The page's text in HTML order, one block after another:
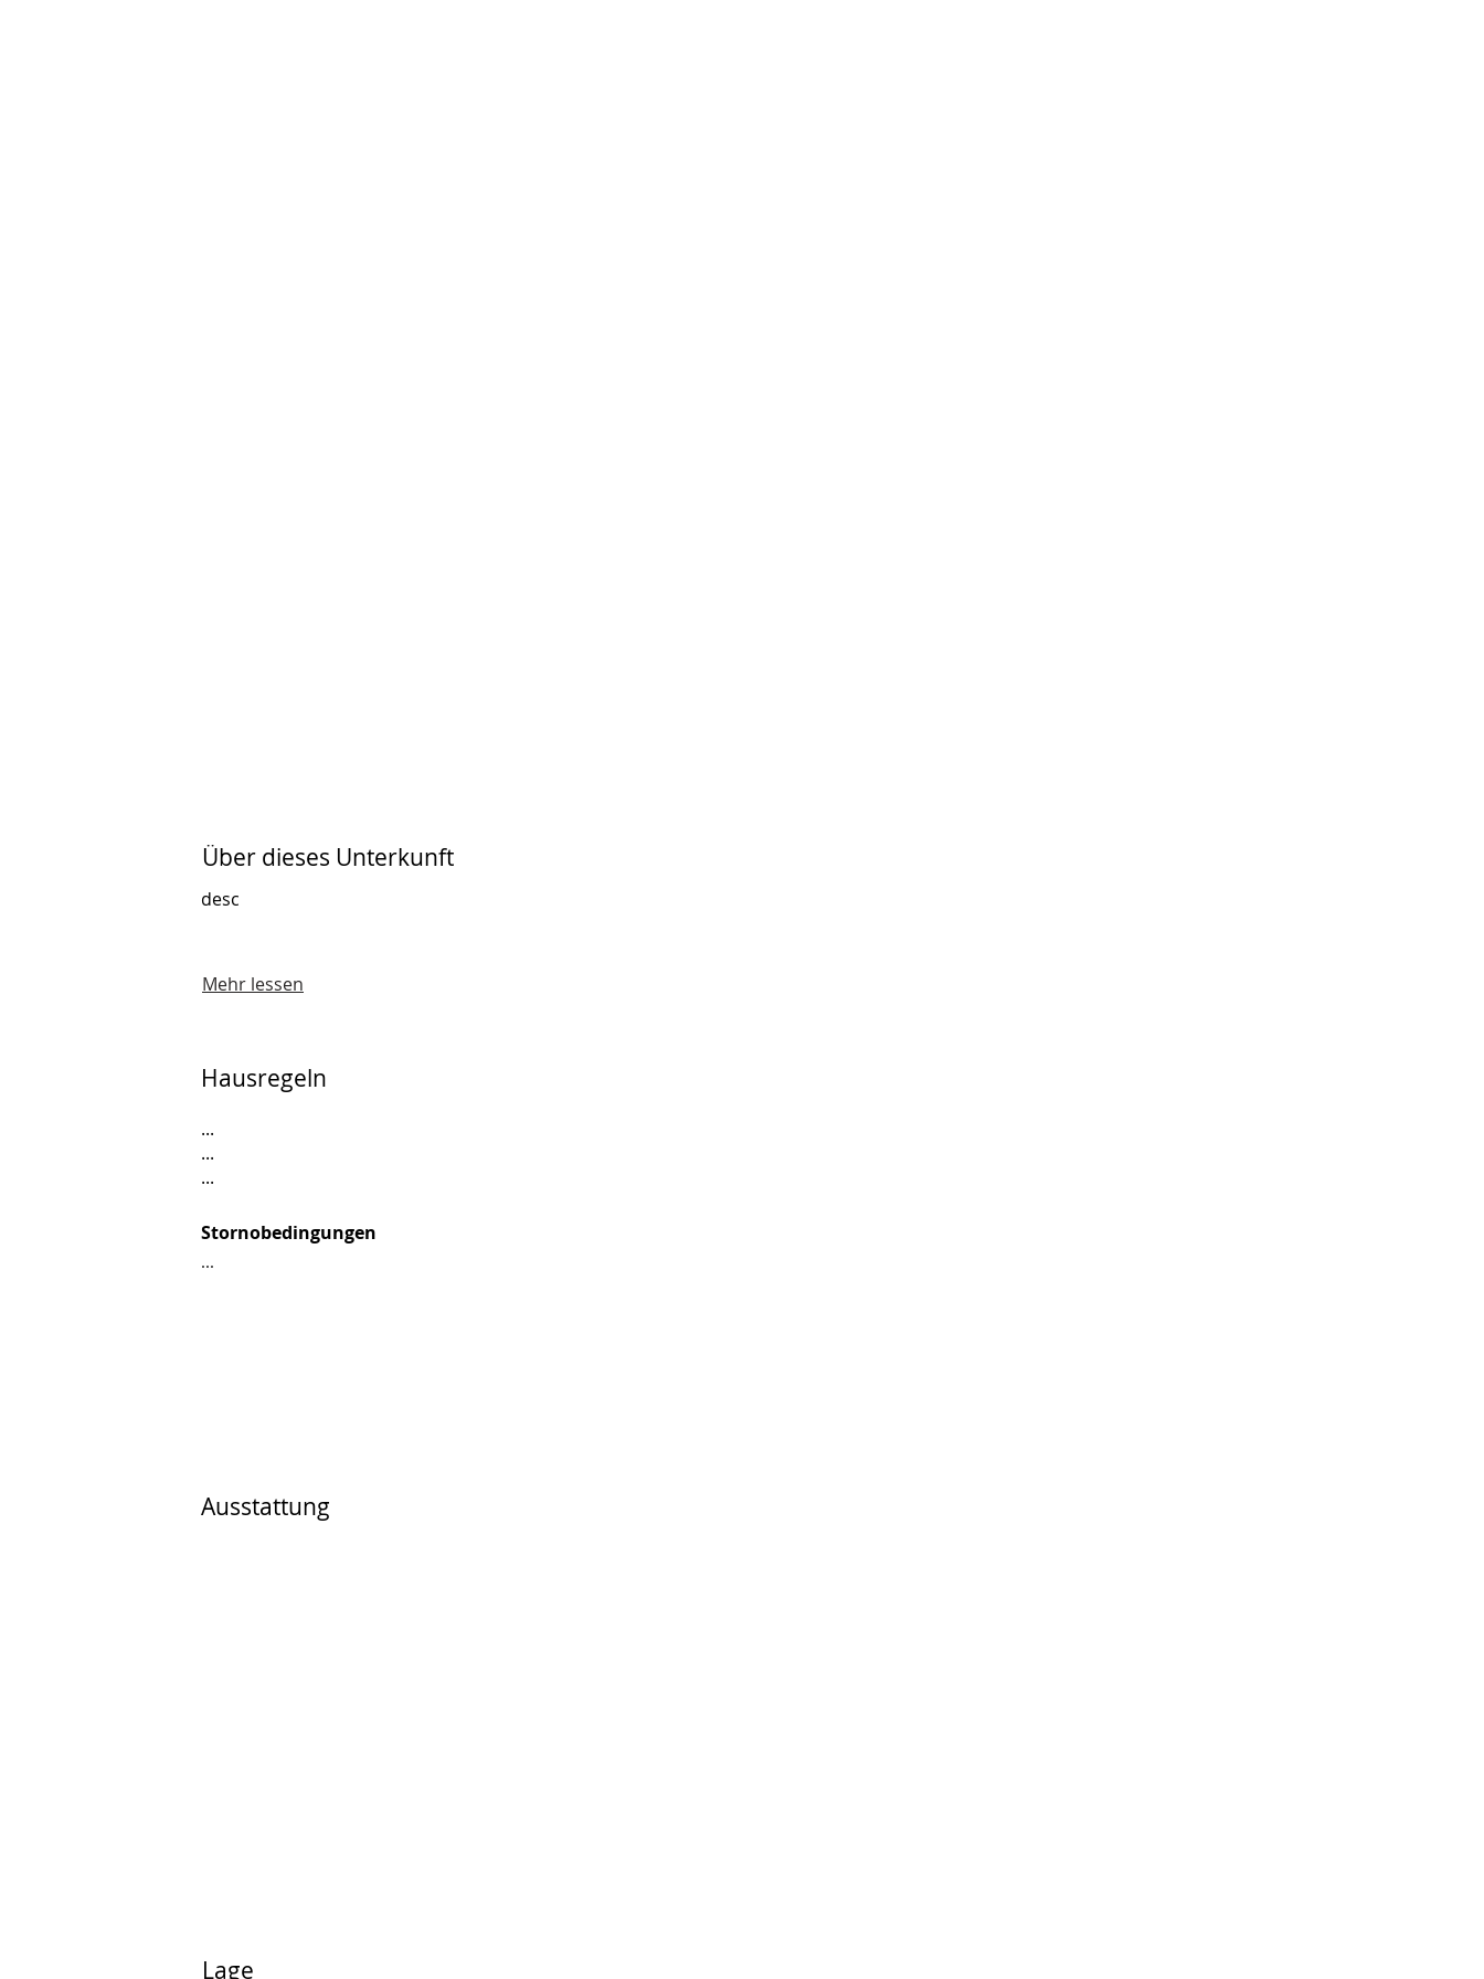
Über dieses Unterkunft
desc
Mehr lessen
Hausregeln
...
...
...
Stornobedingungen
...
Ausstattung
Lage